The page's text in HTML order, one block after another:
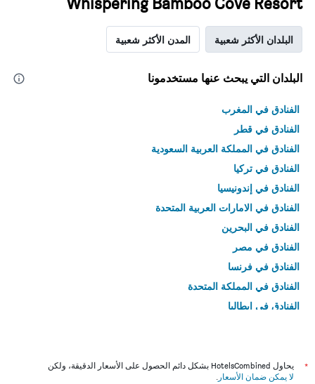
البلدان الأكثر شعبية المدن الأكثر شعبية
البلدان التي يبحث عنها مستخدمونا
الفنادق في المغرب
الفنادق في قطر
الفنادق في المملكة العربية السعودية
الفنادق في تركيا
الفنادق في إندونيسيا
الفنادق في الامارات العربية المتحدة
الفنادق في البحرين
الفنادق في مصر
الفنادق في فرنسا
الفنادق في المملكة المتحدة
الفنادق في إيطاليا
*
يحاول HotelsCombined بشكل دائم الحصول على الأسعار الدقيقة، ولكن
لا يمكن ضمان الأسعار .